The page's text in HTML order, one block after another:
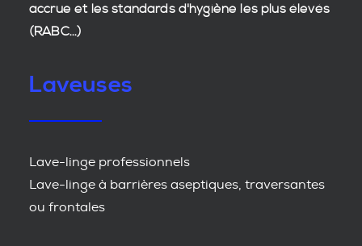
accrue et lesstandards d'hygiène les plus élevés
(RABC...)
Laveuses
Lave-linge professionnels
Lave-linge à barrières aseptiques, traversantes
ou frontales